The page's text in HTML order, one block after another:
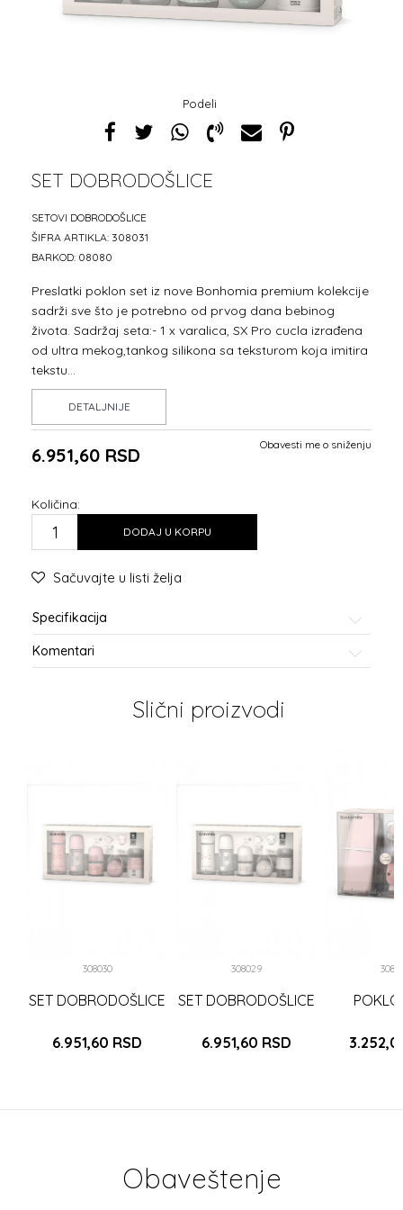
Podeli
SET DOBRODOŠLICE
SETOVI DOBRODOŠLICE
ŠIFRA ARTIKLA: 308031
BARKOD: 08080
Preslatki poklon set iz nove Bonhomia premium kolekcije
sadrži sve što je potrebno od prvog dana bebinog
života. Sadržaj seta:- 1 x varalica, SX Pro cucla izrađena
od ultra mekog,tankog silikona sa teksturom koja imitira
tekstu...
DETALJNIJE
6.951,60 RSD Obavesti me o sniženju
Količina:
DODAJ U KORPU
Sačuvajte u listi želja
Specifikacija
Komentari
Slični proizvodi
308030
SET DOBRODOŠLICE
6.951,60 RSD
308029
SET DOBRODOŠLICE
6.951,60 RSD
Obaveštenje